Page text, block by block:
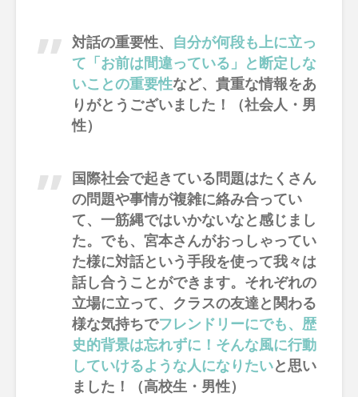
対話の重要性、 自分が何段も上に立っ
て「お前は間違っている」と断定しな
いことの重要性など、貴重な情報をあ
りがとうございました！（社会人・男
性）
国際社会で起きている問題はたくさん
の問題や事情が複雑に絡み合ってい
て、一筋縄ではいかないなと感じまし
た。でも、宮本さんがおっしゃってい
た様に対話という手段を使って我々は
話し合うことができます。それぞれの
立場に立って、クラスの友達と関わる
様な気持ちでフレンドリーにでも、歴
史的背景は忘れずに！そんな風に行動
していけるような人になりたいと思い
ました！（高校生・男性）